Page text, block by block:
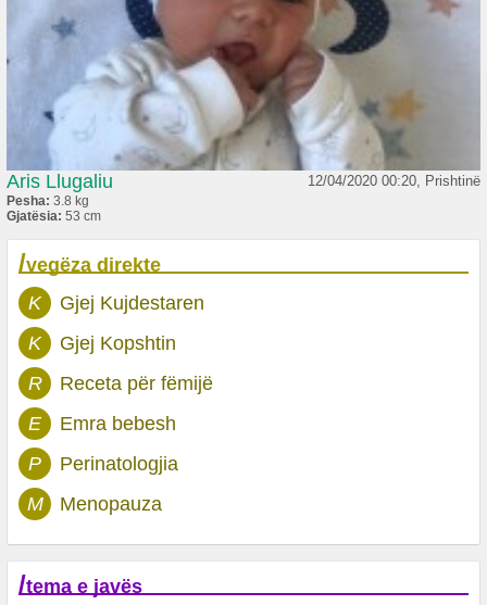
Aris Llugaliu 12/04/2020 00:20, Prishtinë
Pesha: 3.8 kg
Gjatësia: 53 cm
/vegëza direkte
K
Gjej Kujdestaren
K
Gjej Kopshtin
R
Receta për fëmijë
E
Emra bebesh
P
Perinatologjia
M
Menopauza
/tema e javës